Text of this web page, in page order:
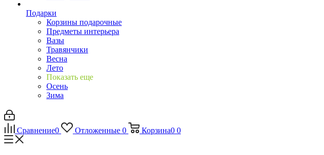
Подарки
Корзины подарочные
Предметы интерьера
Вазы
Травянчики
Весна
Лето
Показать еще
Осень
Зима
Сравнение0 Отложенные 0 Корзина0 0